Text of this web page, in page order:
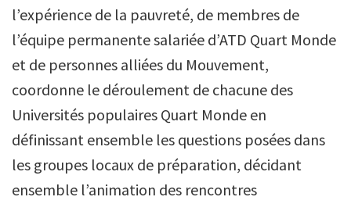
l’expérience de la pauvreté, de membres de
l’équipe permanente salariée d’ATD Quart Monde
et de personnes alliées du Mouvement,
coordonne le déroulement de chacune des
Universités populaires Quart Monde en
définissant ensemble les questions posées dans
les groupes locaux de préparation, décidant
ensemble l’animation des rencontres